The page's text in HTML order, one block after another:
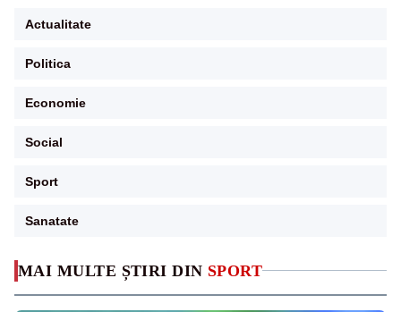
MAI MULTE ȘTIRI DIN SPORT
Actualitate
Politica
Economie
Social
Sport
Sanatate